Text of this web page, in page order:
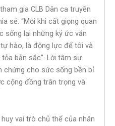
gia CLB Dân ca truyền
sẻ: “Mỗi khi cất giọng quan
sống lại những ký ức văn
hào, là động lực để tôi và
bản sắc”. Lời tâm sự
chứng cho sức sống bền bỉ
cộng đồng trân trọng và
vai trò chủ thể của nhân